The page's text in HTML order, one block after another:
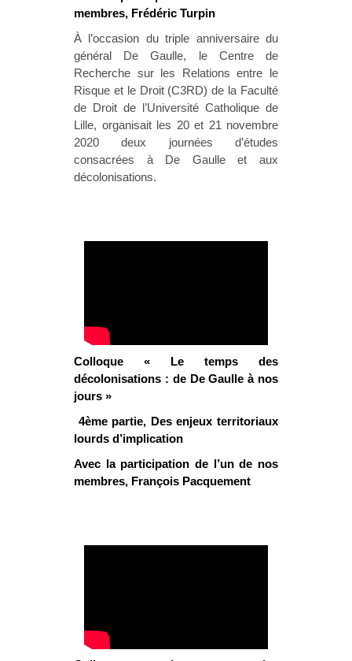
membres, Frédéric Turpin
À l’occasion du triple anniversaire du
général De Gaulle, le Centre de
Recherche sur les Relations entre le
Risque et le Droit (C3RD) de la Faculté
de Droit de l’Université Catholique de
Lille, organisait les 20 et 21 novembre
2020 deux journées d’études
consacrées à De Gaulle et aux
décolonisations.
Colloque « Le temps des
décolonisations : de De Gaulle à nos
jours »
4ème partie, Des enjeux territoriaux
lourds d’implication
Avec la participation de l’un de nos
membres, François Pacquement